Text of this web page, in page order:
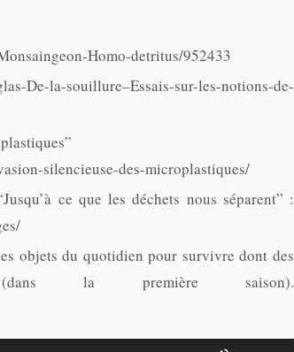
Homo-detritus/952433
De-la-souillure–Essais-sur-les-notions-de-
silencieuse-des-microplastiques/
ce que les déchets nous séparent” :
objets du quotidien pour survivre dont des
la première saison).